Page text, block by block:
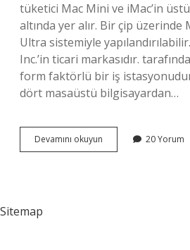
tüketici Mac Mini ve iMac’in
altında yer alır. Bir çip üzerinde
Ultra sistemiyle
Inc.’in ticari markasıdır.
form faktörlü bir iş
dört masaüstü bilgisayardan…
Devamını okuyun
Studio
20 Yorum
Sitemap